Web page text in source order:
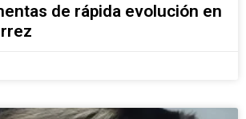
de rápida evolución en